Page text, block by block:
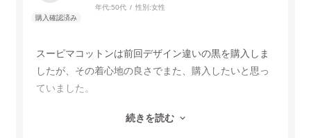
年代:50代 性別:女性
スーピマコットンは前回デザイン違いの黒を購入しま
したが、その着心地の良さでまた、購入したいと思っ
ていました。
やはり着心地はとてもよくて、満足です。
続きを読む